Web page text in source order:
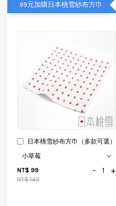
99元加購日本桃雪紗布方巾
日本桃雪紗布方巾（多款可選）
NT$ 99
NT$ 143
- +